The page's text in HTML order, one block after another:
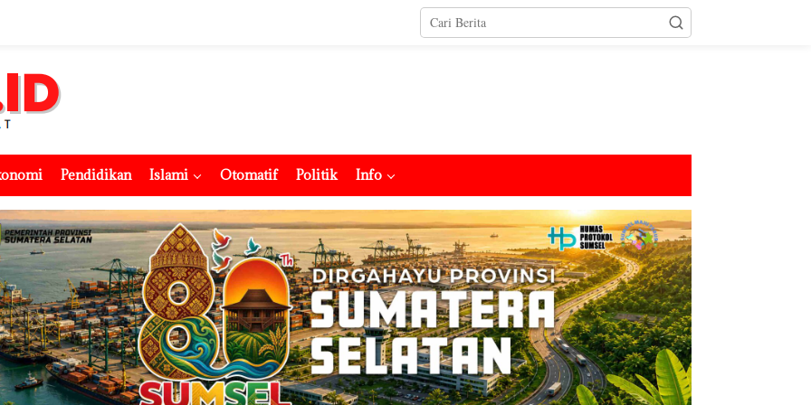
Pendidikan Islami Otomatif Politik Info